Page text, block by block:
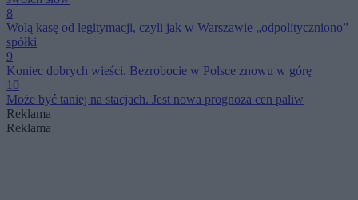
8
Wolą kasę od legitymacji, czyli jak w Warszawie „odpolityczniono”
spółki
9
Koniec dobrych wieści. Bezrobocie w Polsce znowu w górę
10
Może być taniej na stacjach. Jest nowa prognoza cen paliw
Reklama
Reklama